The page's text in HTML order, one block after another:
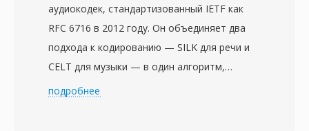
дискретизации до 96 кГц, сохраняющая
полное студийное качество. Поскольку этап
сжатия с потерями отсутствует, записи
выдерживают неограниченное количество
циклов редактирования без потери
аудиокодек, стандартизованный IETF как
RFC 6716 в 2012 году. Он объединяет два
подхода к кодированию — SILK для речи и
CELT для музыки — в один алгоритм,
плавно переключающийся между ними в
подробнее